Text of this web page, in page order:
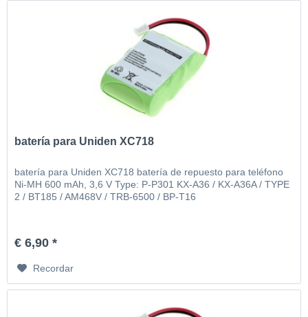
batería para Uniden XC718
batería para Uniden XC718 batería de repuesto para teléfono
Ni-MH 600 mAh, 3,6 V Type: P-P301 KX-A36 / KX-A36A / TYPE
2 / BT185 / AM468V / TRB-6500 / BP-T16
€ 6,90 *
Recordar